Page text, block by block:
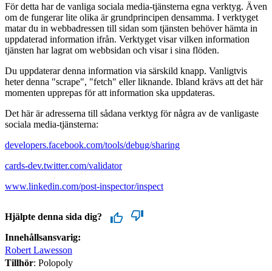
För detta har de vanliga sociala media-tjänsterna egna verktyg. Även
om de fungerar lite olika är grundprincipen densamma. I verktyget
matar du in webbadressen till sidan som tjänsten behöver hämta in
uppdaterad information ifrån. Verktyget visar vilken information
tjänsten har lagrat om webbsidan och visar i sina flöden.
Du uppdaterar denna information via särskild knapp. Vanligtvis
heter denna "scrape", "fetch" eller liknande. Ibland krävs att det här
momenten upprepas för att information ska uppdateras.
Det här är adresserna till sådana verktyg för några av de vanligaste
sociala media-tjänsterna:
developers.facebook.com/tools/debug/sharing
cards-dev.twitter.com/validator
www.linkedin.com/post-inspector/inspect
Hjälpte denna sida dig?
Innehållsansvarig:
Robert Lawesson
Tillhör: Polopoly